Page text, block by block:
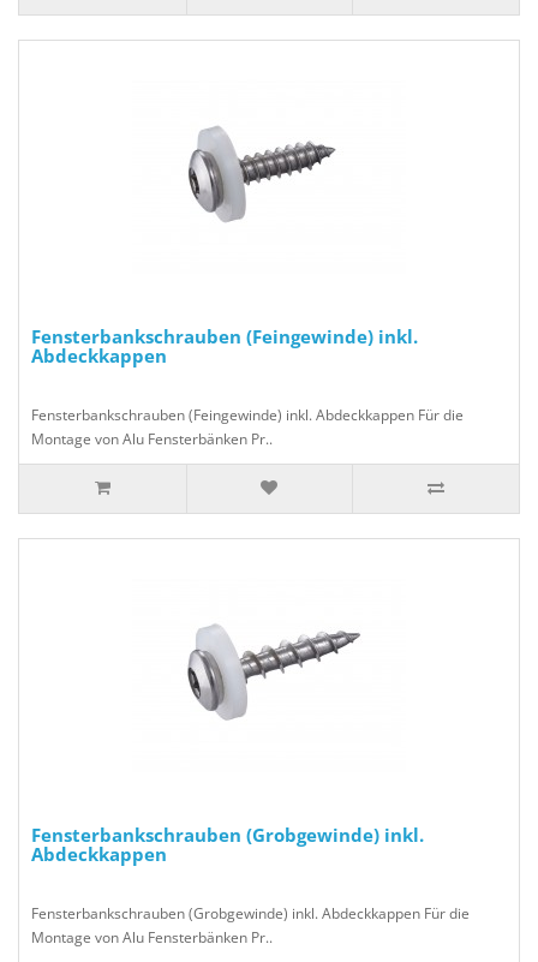
Fensterbankschrauben (Feingewinde) inkl.
Abdeckkappen
Fensterbankschrauben (Feingewinde) inkl. Abdeckkappen Für die
Montage von Alu Fensterbänken Pr..
Fensterbankschrauben (Grobgewinde) inkl.
Abdeckkappen
Fensterbankschrauben (Grobgewinde) inkl. Abdeckkappen Für die
Montage von Alu Fensterbänken Pr..